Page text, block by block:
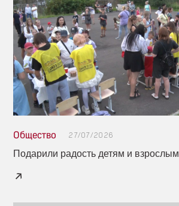
Общество 27/07/2026
Подарили радость детям и взрослым